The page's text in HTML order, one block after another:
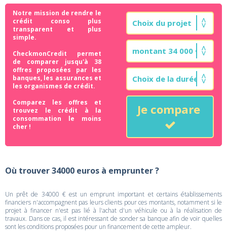
Notre mission de rendre le
crédit conso plus
transparent et plus
simple.
CheckmonCredit permet
de comparer jusqu'à 38
offres proposées par les
banques, les assurances et
les organismes de crédit.
Comparez les offres et
trouvez le crédit à la
consommation le moins
cher !
Je compare
Où trouver 34000 euros à emprunter ?
Un prêt de 34000 € est un emprunt important et certains établissements
financiers n'accompagnent pas leurs clients pour ces montants, notamment si le
projet à financer n'est pas lié à l'achat d'un véhicule ou à la réalisation de
travaux. Dans ce cas, il est intéressant de sonder sa banque afin de voir quelles
sont les conditions proposées pour un financement de cette ampleur.